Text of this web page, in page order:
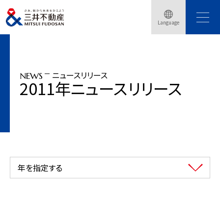
Language
トップページ ニュースリリース
超高層免震ツインタワーマンション「（仮称）夕陽丘ツインタワープロジェクト」誕
生
NEWS ニュースリリース
2011年ニュースリリース
年を指定する